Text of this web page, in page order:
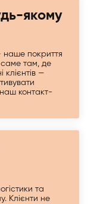
якому
наше покриття
саме там, де
клієнтів —
контакт-
та
Клієнти не